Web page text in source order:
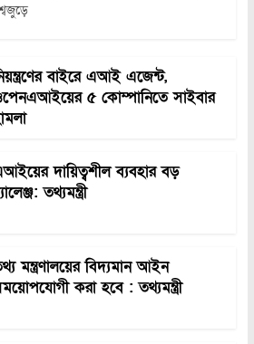
বাইরে এআই এজেন্ট,
৫ কোম্পানিতে সাইবার
দায়িত্বশীল ব্যবহার বড়
তথ্যমন্ত্রী
মন্ত্রণালয়ের বিদ্যমান আইন
করা হবে : তথ্যমন্ত্রী